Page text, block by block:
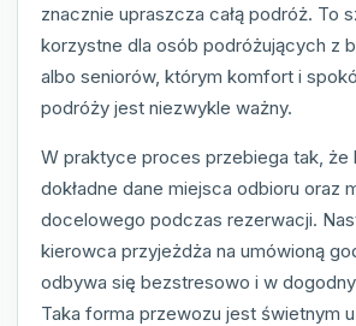
znacznie upraszcza całą podróż. To
korzystne dla osób podróżujących z
albo seniorów, którym komfort i
podróży jest niezwykle ważny.
W praktyce proces przebiega tak, że
dokładne dane miejsca odbioru oraz
docelowego podczas rezerwacji.
kierowca przyjeżdża na umówioną
odbywa się bezstresowo i w
Taka forma przewozu jest świetnym